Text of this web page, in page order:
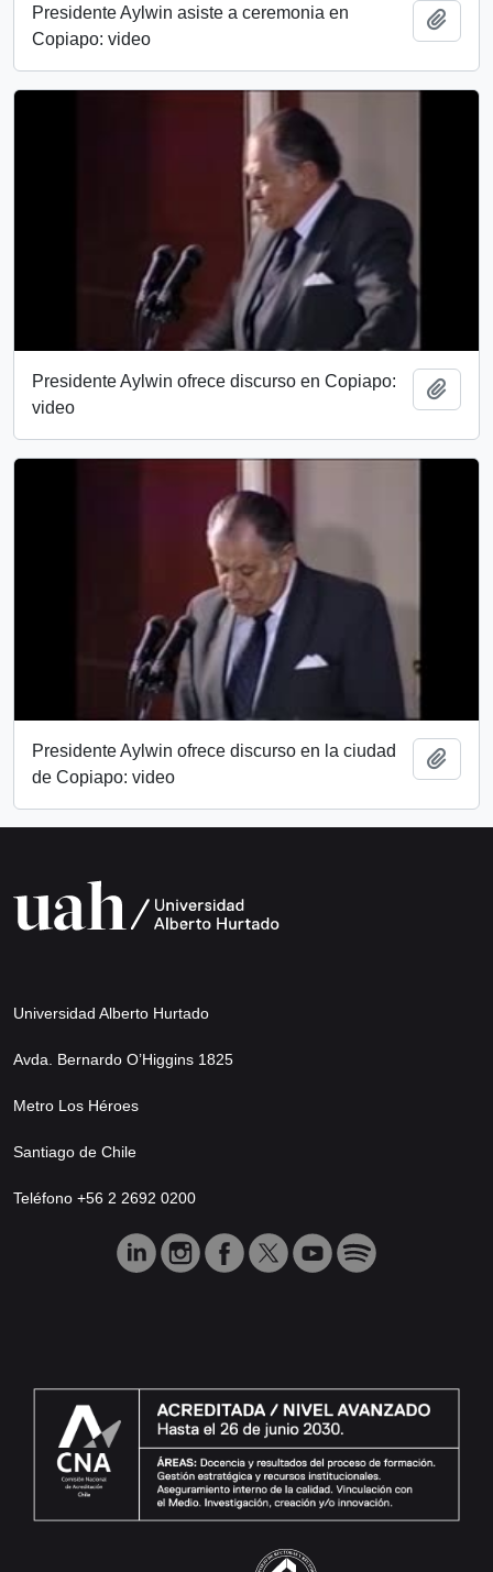
Presidente Aylwin asiste a ceremonia en
Copiapo: video
Presidente Aylwin ofrece discurso en Copiapo:
video
Presidente Aylwin ofrece discurso en la ciudad
de Copiapo: video
Universidad Alberto Hurtado
Avda. Bernardo O’Higgins 1825
Metro Los Héroes
Santiago de Chile
Teléfono +56 2 2692 0200